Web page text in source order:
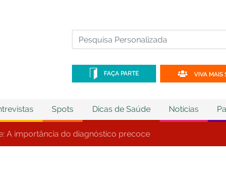
FAÇA PARTE VIVA MAIS
Spots Dicas de Saúde Notícias
A importância do diagnóstico precoce